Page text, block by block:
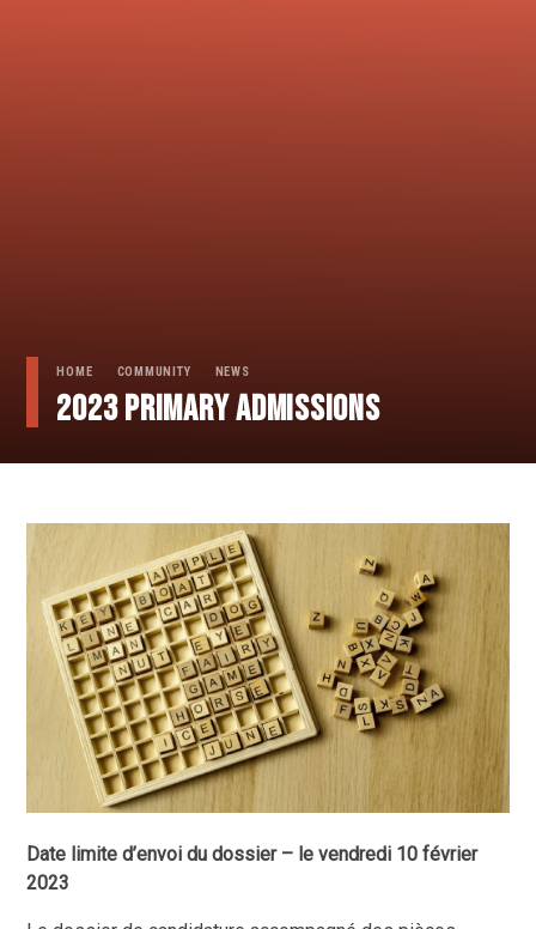
HOME COMMUNITY NEWS
2023 PRIMARY ADMISSIONS
Date limite d’envoi du dossier – le vendredi 10 février
2023